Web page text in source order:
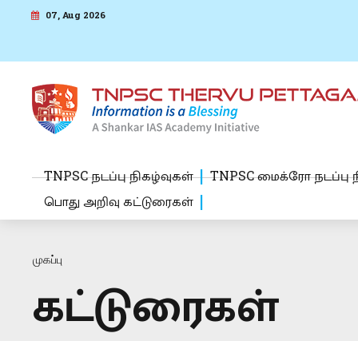
07, Aug 2026
TNPSC நடப்பு நிகழ்வுகள் TNPSC மைக்ரோ நடப்பு
பொது அறிவு கட்டுரைகள்
முகப்பு
கட்டுரைகள்